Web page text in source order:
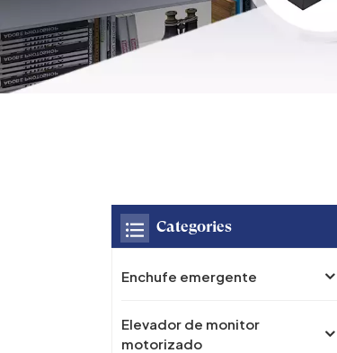
Categories
Enchufe emergente
Elevador de monitor
motorizado